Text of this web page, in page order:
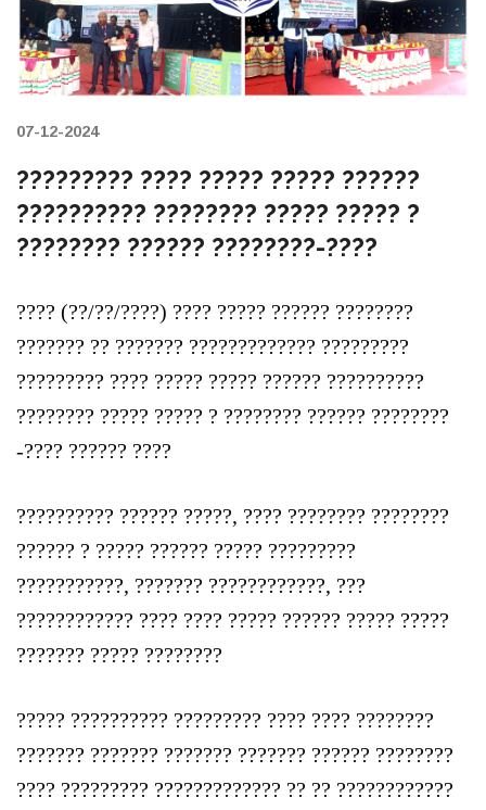
07-12-2024
????????? ???? ????? ????? ??????
?????????? ???????? ????? ????? ?
???????? ?????? ????????-????
???? (??/??/????) ???? ????? ?????? ????????
??????? ?? ??????? ????????????? ?????????
????????? ???? ????? ????? ?????? ??????????
???????? ????? ????? ? ???????? ?????? ????????
-???? ?????? ????
?????????? ?????? ?????, ???? ???????? ????????
?????? ? ????? ?????? ????? ?????????
???????????, ??????? ????????????, ???
???????????? ???? ???? ????? ?????? ????? ?????
??????? ????? ????????
????? ?????????? ????????? ???? ???? ????????
??????? ??????? ??????? ??????? ?????? ????????
???? ????????? ????????????? ?? ?? ????????????